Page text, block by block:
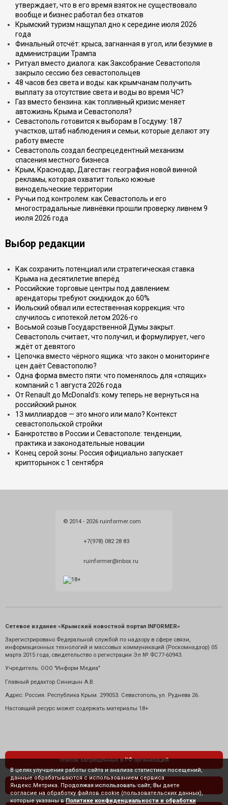
утверждает, что в его время взяток не существовало
вообще и бизнес работал без откатов
Крымский туризм нащупал дно к середине июля 2026
года
Финальный отсчёт: крыса, загнанная в угол, или безумие в
администрации Трампа
Ритуал вместо диалога: как Заксобрание Севастополя
закрыло сессию без севастопольцев
48 часов без света и воды: как крымчанам получить
выплату за отсутствие света и воды во время ЧС?
Газ вместо бензина: как топливный кризис меняет
автожизнь Крыма и Севастополя?
Севастополь готовится к выборам в Госдуму: 187
участков, штаб наблюдения и семьи, которые делают эту
работу вместе
Севастополь создал беспрецедентный механизм
спасения местного бизнеса
Крым, Краснодар, Дагестан: география новой винной
рекламы, которая охватит только южные
винодельческие территории
Ручьи под контролем: как Севастополь и его
многострадальные ливнёвки прошли проверку ливнем 9
июля 2026 года
Выбор редакции
Как сохранить потенциал или стратегическая ставка
Крыма на десятилетие вперёд
Российские торговые центры под давлением:
арендаторы требуют скидкидок до 60%
Июльский обвал или естественная коррекция: что
случилось с ипотекой летом 2026-го
Восьмой созыв Государственной Думы закрыт.
Севастополь считает, что получил, и формулирует, чего
ждёт от девятого
Цепочка вместо чёрного ящика: что закон о мониторинге
цен даёт Севастополю?
Одна форма вместо пяти: что поменялось для «спящих»
компаний с 1 августа 2026 года
От Renault до McDonald's: кому теперь не вернуться на
российский рынок
13 миллиардов — это много или мало? Контекст
севастопольской стройки
Банкротство в России и Севастополе: тенденции,
практика и законодательные новации
Конец серой зоны: Россия официально запускает
крипторынок с 1 сентября
© 2014 - 2026 ruinformer.com
+7(978) 082 28 83
ruinformer@inbox.ru
Сетевое издание «Крымский новостной портал INFORMER»
Зарегистрировано Федеральной службой по надзору в сфере связи,
информационных технологий и массовых коммуникаций (Роскомнадзор) 05
марта 2015 года, свидетельство о регистрации Эл № ФС77-60943.
Учредитель: ООО "Информ Медиа"
Главный редактор Синицын А.В.
Адрес: Россия. Республика Крым. 299053. Севастополь, ул. Руднева 26.
Настоящий ресурс может содержать материалы 18+
список запрещенных в РФ организаций
политика конфиденциальности
В целях улучшения работы сайта и анализа статистики посещений,
данные обрабатываются с использованием сервиса
Яндекс.Метрика. Продолжая использовать сайт, Вы даете
согласие на обработку файлов cookie (пользовательских данных),
которые указаны в Политике конфиденциальности и обработки